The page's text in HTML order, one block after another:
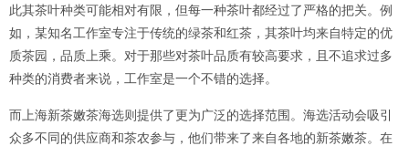
此其茶叶种类可能相对有限，但每一种茶叶都经过了严格的把关。例
如，某知名工作室专注于传统的绿茶和红茶，其茶叶均来自特定的优
质茶园，品质上乘。对于那些对茶叶品质有较高要求，且不追求过多
种类的消费者来说，工作室是一个不错的选择。
而上海新茶嫩茶海选则提供了更为广泛的选择范围。海选活动会吸引
众多不同的供应商和茶农参与，他们带来了来自各地的新茶嫩茶。在